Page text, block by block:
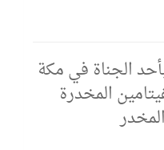
الجناة في مكة
المخدرة